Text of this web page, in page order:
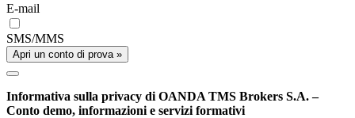
E-mail
SMS/MMS
Apri un conto di prova »
Informativa sulla privacy di OANDA TMS Brokers S.A. –
Conto demo, informazioni e servizi formativi